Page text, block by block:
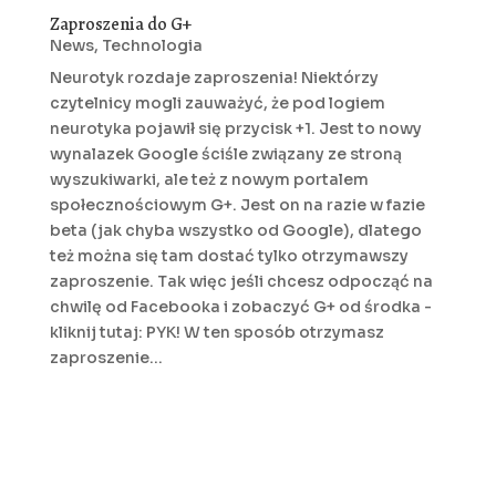
Zaproszenia do G+
News, Technologia
Neurotyk rozdaje zaproszenia! Niektórzy
czytelnicy mogli zauważyć, że pod logiem
neurotyka pojawił się przycisk +1. Jest to nowy
wynalazek Google ściśle związany ze stroną
wyszukiwarki, ale też z nowym portalem
społecznościowym G+. Jest on na razie w fazie
beta (jak chyba wszystko od Google), dlatego
też można się tam dostać tylko otrzymawszy
zaproszenie. Tak więc jeśli chcesz odpocząć na
chwilę od Facebooka i zobaczyć G+ od środka -
kliknij tutaj: PYK! W ten sposób otrzymasz
zaproszenie...